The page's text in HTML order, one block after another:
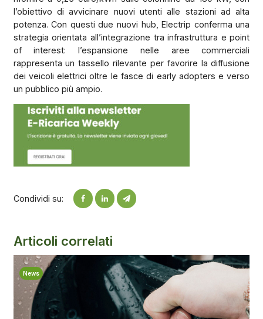
l’obiettivo di avvicinare nuovi utenti alle stazioni ad alta
potenza. Con questi due nuovi hub, Electrip conferma una
strategia orientata all’integrazione tra infrastruttura e point
of interest: l’espansione nelle aree commerciali
rappresenta un tassello rilevante per favorire la diffusione
dei veicoli elettrici oltre le fasce di early adopters e verso
un pubblico più ampio.
Condividi su:
Articoli correlati
News